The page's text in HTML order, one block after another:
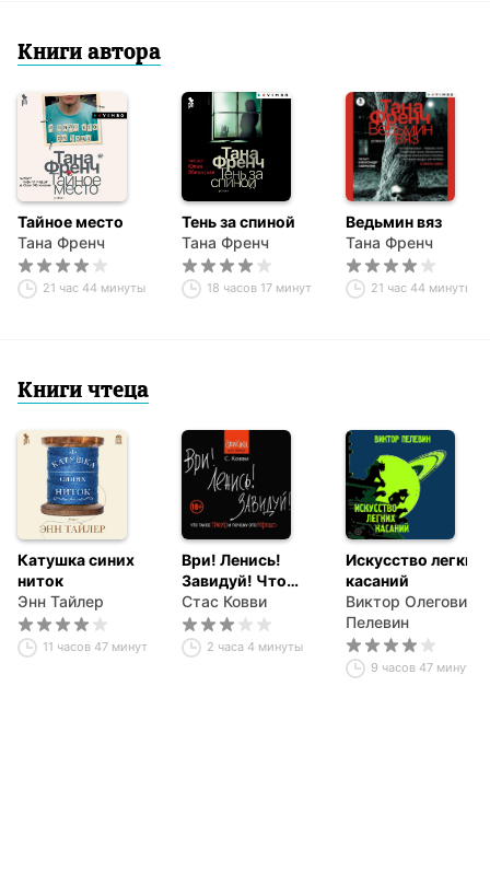
Книги автора
Тайное место
Тана Френч
21 час 44 минуты
Тень за спиной
Тана Френч
18 часов 17 минут
Ведьмин вяз
Тана Френч
21 час 44 минуты
Книги чтеца
Катушка синих
ниток
Энн Тайлер
11 часов 47 минут
Ври! Ленись!
Завидуй! Что
такое плохо и
почему это
хорошо.
Антикнига для
Стас Ковви
2 часа 4 минуты
Искусство легких
касаний
Виктор Олегович
Пелевин
9 часов 47 минут